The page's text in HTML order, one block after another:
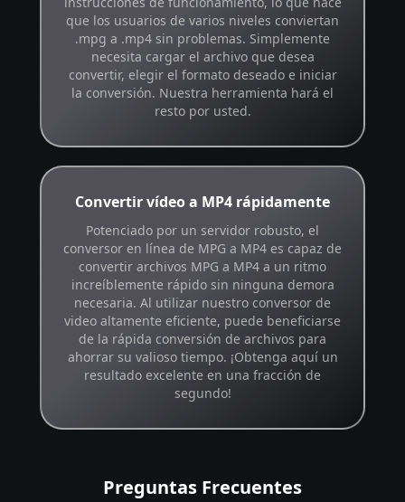
que los usuarios de varios niveles conviertan
.mpg a .mp4 sin problemas. Simplemente
necesita cargar el archivo que desea
convertir, elegir el formato deseado e iniciar
la conversión. Nuestra herramienta hará el
resto por usted.
Convertir vídeo a MP4 rápidamente
Potenciado por un servidor robusto, el
conversor en línea de MPG a MP4 es capaz de
convertir archivos MPG a MP4 a un ritmo
increíblemente rápido sin ninguna demora
necesaria. Al utilizar nuestro conversor de
video altamente eficiente, puede beneficiarse
de la rápida conversión de archivos para
ahorrar su valioso tiempo. ¡Obtenga aquí un
resultado excelente en una fracción de
segundo!
Preguntas Frecuentes